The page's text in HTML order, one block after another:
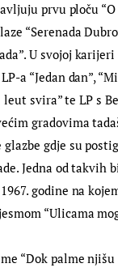
prvu ploču
“Serenada
U svojoj
a “Jedan dan”,
svira” te LP s
gradovima
gdje su
Jedna od takvih
godine na
“Ulicama
“Dok palme njišu